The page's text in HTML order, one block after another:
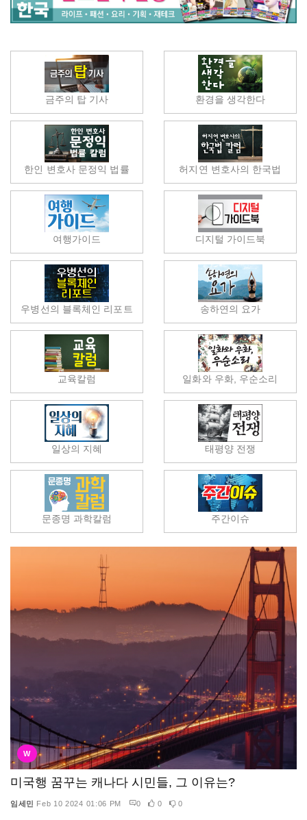
금주의 탑 기사 환경을 생각한다
한인 변호사 문정익 법률 허지연 변호사의 한국법
여행가이드 디지털 가이드북
우병선의 블록체인 리포트 송하연의 요가
교육칼럼 일화와 우화, 우순소리
일상의 지혜 태평양 전쟁
문종명 과학칼럼 주간이슈
W
미국행 꿈꾸는 캐나다 시민들, 그 이유는?
임세민 Feb 10 2024 01:06 PM 0 0 0